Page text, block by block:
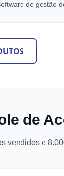
de gestão
de
vendidos e